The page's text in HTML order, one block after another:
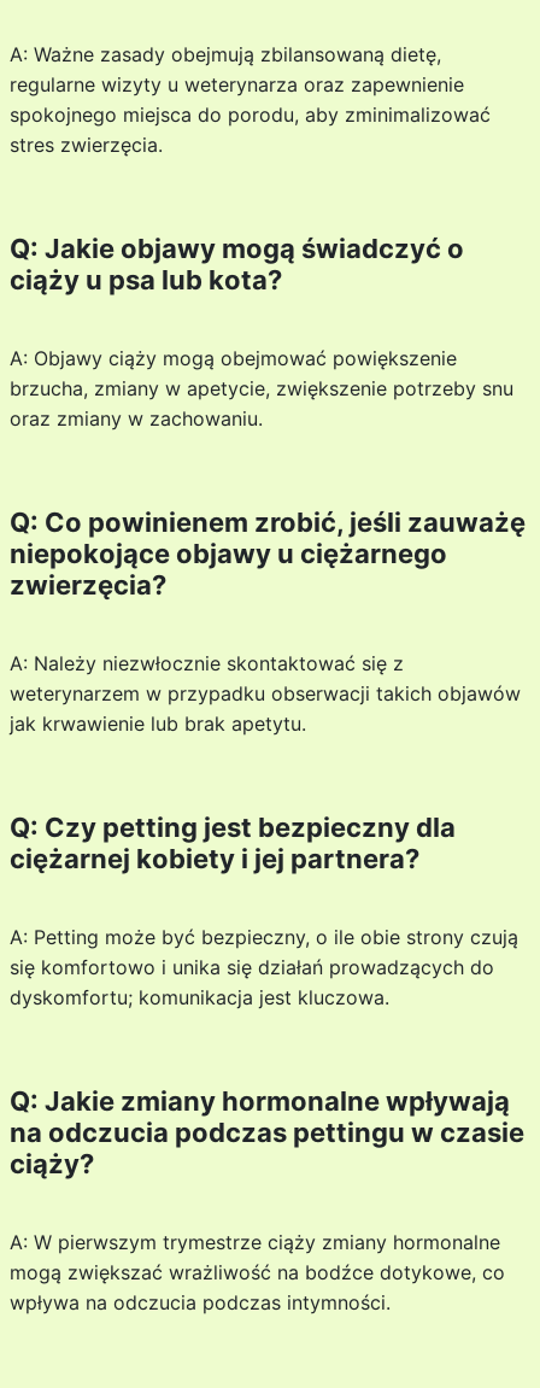
A: Ważne zasady obejmują zbilansowaną dietę,
regularne wizyty u weterynarza oraz zapewnienie
spokojnego miejsca do porodu, aby zminimalizować
stres zwierzęcia.
Q: Jakie objawy mogą świadczyć o
ciąży u psa lub kota?
A: Objawy ciąży mogą obejmować powiększenie
brzucha, zmiany w apetycie, zwiększenie potrzeby snu
oraz zmiany w zachowaniu.
Q: Co powinienem zrobić, jeśli zauważę
niepokojące objawy u ciężarnego
zwierzęcia?
A: Należy niezwłocznie skontaktować się z
weterynarzem w przypadku obserwacji takich objawów
jak krwawienie lub brak apetytu.
Q: Czy petting jest bezpieczny dla
ciężarnej kobiety i jej partnera?
A: Petting może być bezpieczny, o ile obie strony czują
się komfortowo i unika się działań prowadzących do
dyskomfortu; komunikacja jest kluczowa.
Q: Jakie zmiany hormonalne wpływają
na odczucia podczas pettingu w czasie
ciąży?
A: W pierwszym trymestrze ciąży zmiany hormonalne
mogą zwiększać wrażliwość na bodźce dotykowe, co
wpływa na odczucia podczas intymności.